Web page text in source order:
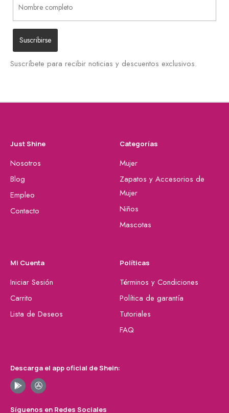
Suscríbete para recibir noticias y descuentos exclusivos.
Just Shine
Nosotros
Blog
Empleo
Contacto
Categorías
Mujer
Zapatos y Accesorios de
Mujer
Niños
Mascotas
Mi Cuenta
Iniciar Sesión
Carrito
Lista de Deseos
Políticas
Términos y Condiciones
Política de garantía
Tutoriales
FAQ
Descarga el app oficial de Shein:
Síguenos en Redes Sociales